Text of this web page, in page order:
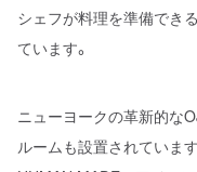
シェフが料理を準備でき
ています。
ニューヨークの革新的な
ルームも設置されていま